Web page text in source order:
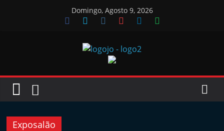
Domingo, Agosto 9, 2026
Jornal
Exposalão